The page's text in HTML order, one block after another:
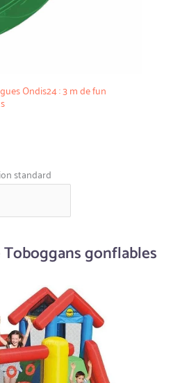
Ondis24 : 3 m de fun
gonflables